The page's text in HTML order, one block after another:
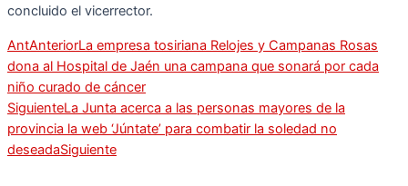
concluido el vicerrector.
AntAnteriorLa empresa tosiriana Relojes y Campanas Rosas
dona al Hospital de Jaén una campana que sonará por cada
niño curado de cáncer
SiguienteLa Junta acerca a las personas mayores de la
provincia la web ‘Júntate’ para combatir la soledad no
deseadaSiguiente